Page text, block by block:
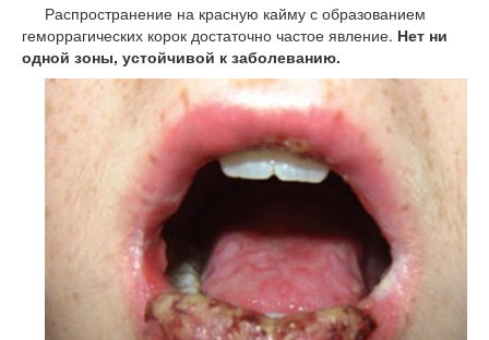
Распространение на красную кайму с образованием
геморрагических корок достаточно частое явление. Нет ни
одной зоны, устойчивой к заболеванию.